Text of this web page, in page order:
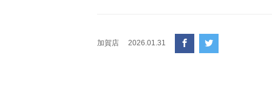
加賀店 2026.01.31